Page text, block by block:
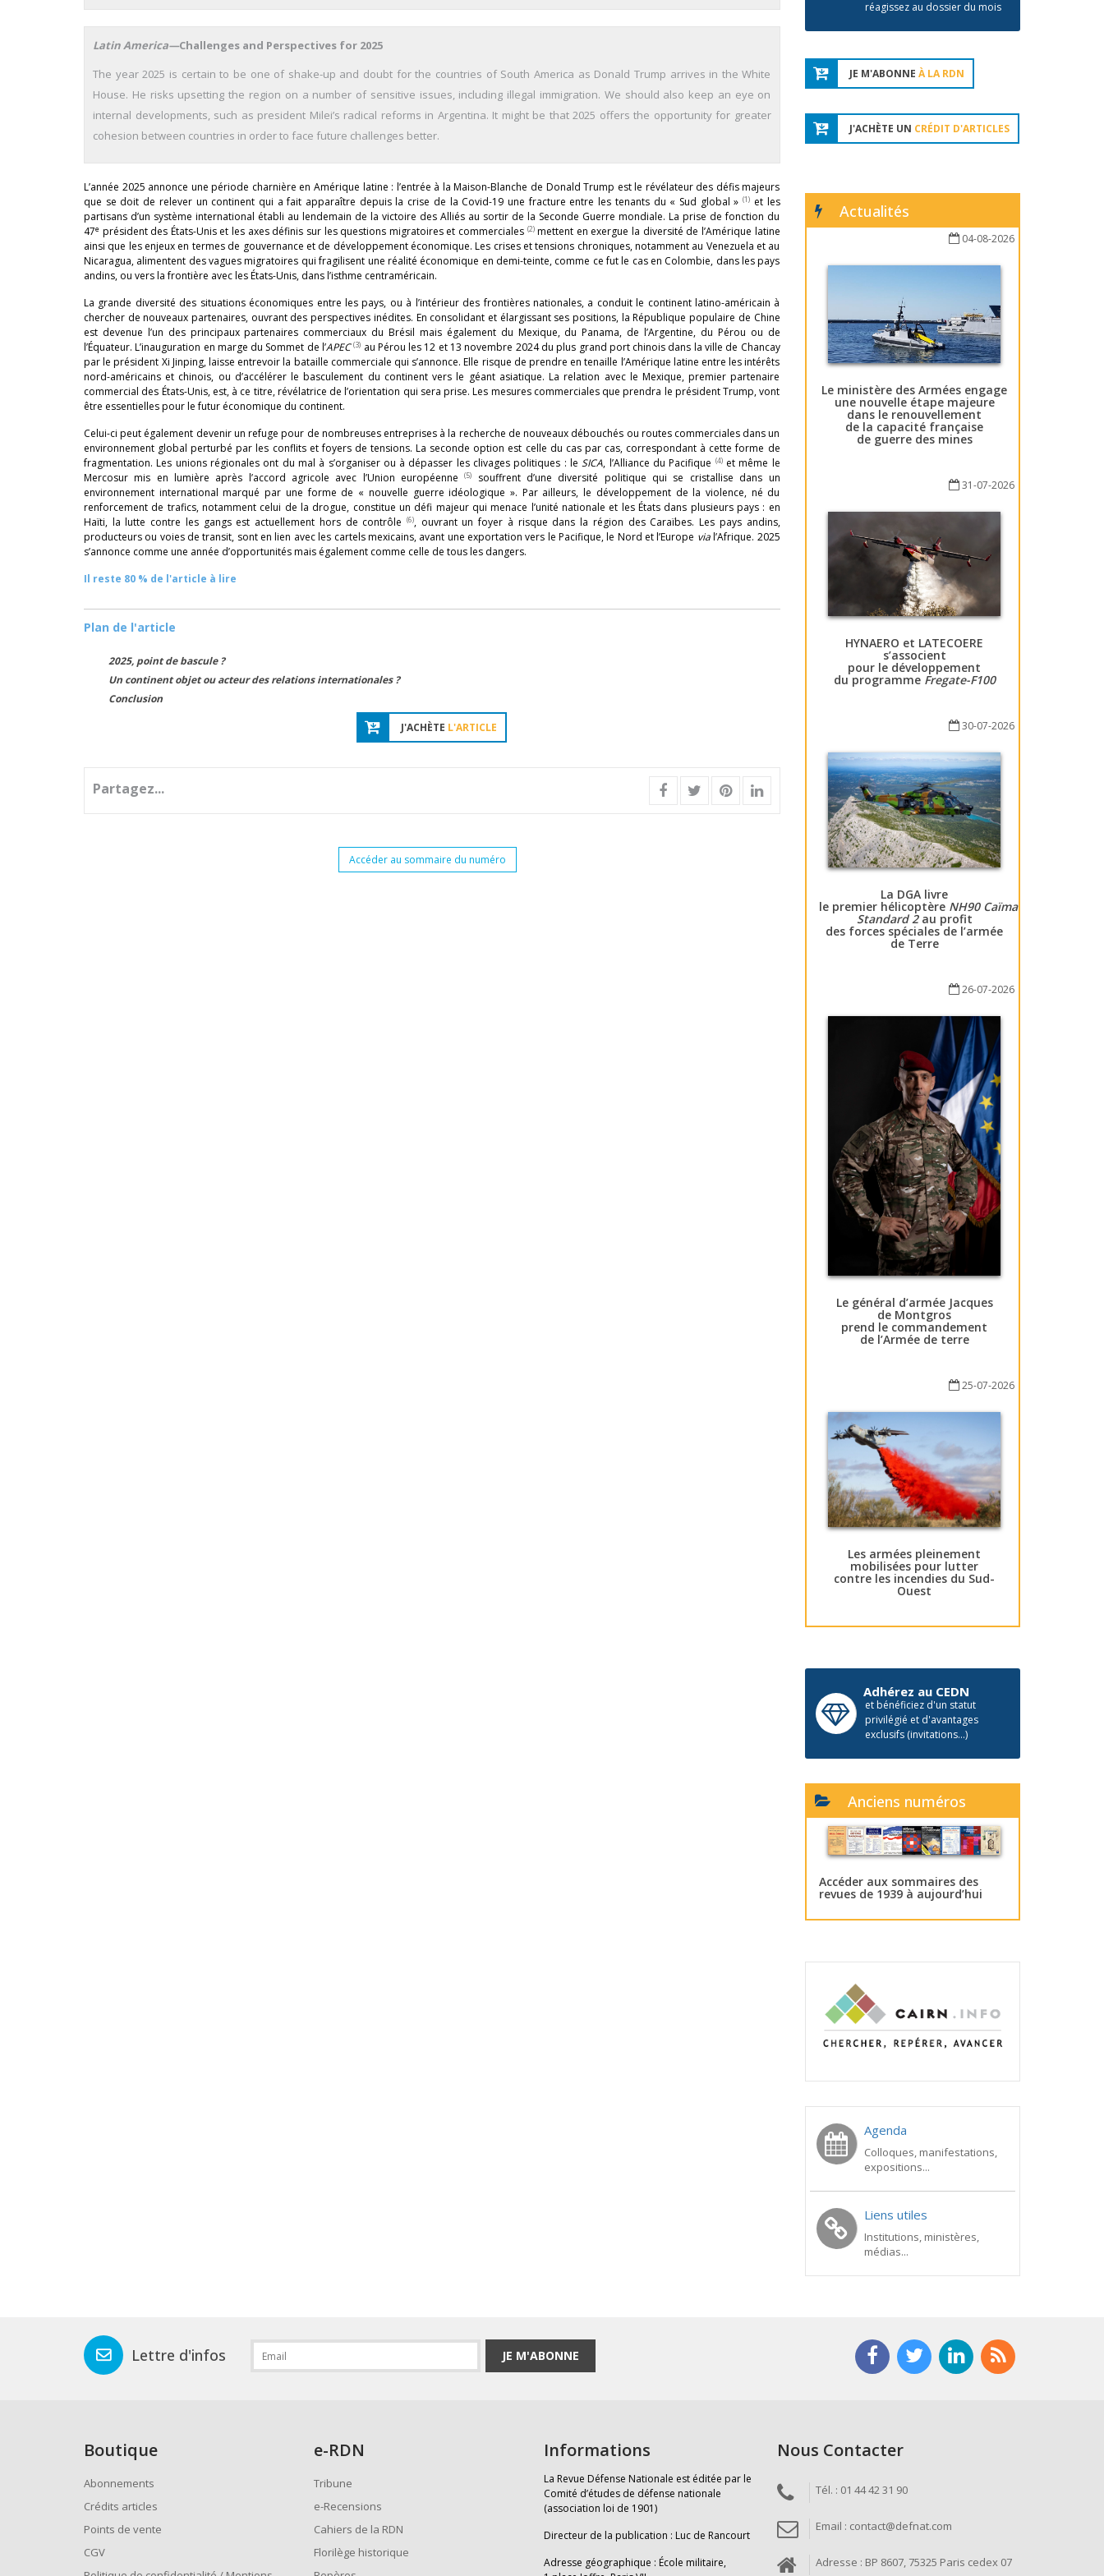
Latin America—Challenges and Perspectives for 2025
The year 2025 is certain to be one of shake-up and doubt for the countries of South America as Donald Trump arrives in the White
House. He risks upsetting the region on a number of sensitive issues, including illegal immigration. We should also keep an eye on
internal developments, such as president Milei’s radical reforms in Argentina. It might be that 2025 offers the opportunity for greater
cohesion between countries in order to face future challenges better.
L’année 2025 annonce une période charnière en Amérique latine : l’entrée à la Maison-Blanche de Donald Trump est le révélateur des défis majeurs
que se doit de relever un continent qui a fait apparaître depuis la crise de la Covid-19 une fracture entre les tenants du « Sud global »(1) et les
partisans d’un système international établi au lendemain de la victoire des Alliés au sortir de la Seconde Guerre mondiale. La prise de fonction du
47e président des États-Unis et les axes définis sur les questions migratoires et commerciales (2)mettent en exergue la diversité de l’Amérique latine
ainsi que les enjeux en termes de gouvernance et de développement économique. Les crises et tensions chroniques, notamment au Venezuela et au
Nicaragua, alimentent des vagues migratoires qui fragilisent une réalité économique en demi-teinte, comme ce fut le cas en Colombie, dans les pays
andins, ou vers la frontière avec les États-Unis, dans l’isthme centraméricain.
La grande diversité des situations économiques entre les pays, ou à l’intérieur des frontières nationales, a conduit le continent latino-américain à
chercher de nouveaux partenaires, ouvrant des perspectives inédites. En consolidant et élargissant ses positions, la République populaire de Chine
est devenue l’un des principaux partenaires commerciaux du Brésil mais également du Mexique, du Panama, de l’Argentine, du Pérou ou de
l’Équateur. L’inauguration en marge du Sommet de l’APEC (3) au Pérou les 12 et 13 novembre 2024 du plus grand port chinois dans la ville de Chancay
par le président Xi Jinping, laisse entrevoir la bataille commerciale qui s’annonce. Elle risque de prendre en tenaille l’Amérique latine entre les intérêts
nord-américains et chinois, ou d’accélérer le basculement du continent vers le géant asiatique. La relation avec le Mexique, premier partenaire
commercial des États-Unis, est, à ce titre, révélatrice de l’orientation qui sera prise. Les mesures commerciales que prendra le président Trump, vont
être essentielles pour le futur économique du continent.
Celui-ci peut également devenir un refuge pour de nombreuses entreprises à la recherche de nouveaux débouchés ou routes commerciales dans un
environnement global perturbé par les conflits et foyers de tensions. La seconde option est celle du cas par cas, correspondant à cette forme de
fragmentation. Les unions régionales ont du mal à s’organiser ou à dépasser les clivages politiques : leSICA, l’Alliance du Pacifique (4)et même le
Mercosur mis en lumière après l’accord agricole avec l’Union européenne(5)
souffrent d’une diversité politique qui se cristallise dans un
environnement international marqué par une forme de « nouvelle guerre idéologique ». Par ailleurs, le développement de la violence, né du
renforcement de trafics, notamment celui de la drogue, constitue un défi majeur qui menace l’unité nationale et les États dans plusieurs pays : en
Haïti, la lutte contre les gangs est actuellement hors de contrôle(6), ouvrant un foyer à risque dans la région des Caraïbes. Les pays andins,
producteurs ou voies de transit, sont en lien avec les cartels mexicains, avant une exportation vers le Pacifique, le Nord et l’Europe vial’Afrique. 2025
s’annonce comme une année d’opportunités mais également comme celle de tous les dangers.
Il reste 80 % de l'article à lire
Plan de l'article
2025, point de bascule ?
Un continent objet ou acteur des relations internationales ?
Conclusion
J'ACHÈTE L'ARTICLE
Partagez...
Accéder au sommaire du numéro
réagissez au dossier du mois
JE M'ABONNE À LA RDN
J'ACHÈTE UN CRÉDIT D'ARTICLES
Actualités
04-08-2026
Le ministère des Armées engage
une nouvelle étape majeure
dans le renouvellement
de la capacité française
de guerre des mines
31-07-2026
HYNAERO et LATECOERE
s’associent
pour le développement
du programme Fregate-F100
30-07-2026
La DGA livre
le premier hélicoptère NH90 Caïman
Standard 2au profit
des forces spéciales de l’armée
de Terre
26-07-2026
Le général d’armée Jacques
de Montgros
prend le commandement
de l’Armée de terre
25-07-2026
Les armées pleinement
mobilisées pour lutter
contre les incendies du Sud-
Ouest
Adhérez au CEDN
et bénéficiez d'un statut
privilégié et d'avantages
exclusifs (invitations...)
Anciens numéros
Accéder aux sommaires des
revues de 1939 à aujourd’hui
Agenda
Colloques, manifestations,
expositions...
Liens utiles
Institutions, ministères,
médias...
Lettre d'infos JE M'ABONNE
Boutique
Abonnements
Crédits articles
Points de vente
CGV
e-RDN
Tribune
e-Recensions
Cahiers de la RDN
Florilège historique
Informations
La Revue Défense Nationale est éditée par le
Comité d’études de défense nationale
(association loi de 1901)
Directeur de la publication : Luc de Rancourt
Adresse géographique : École militaire,
Nous Contacter
Tél. : 01 44 42 31 90
Email : contact@defnat.com
Adresse : BP 8607, 75325 Paris cedex 07